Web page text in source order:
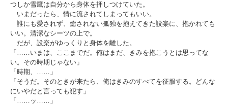
つしか雪鷹は自分から身体を押しつけていた。
いまだったら、情に流されてしまってもいい。
誰にも愛されず、癒されない孤独を抱えてきた設楽に、抱かれても
いい。清潔なシーツの上で。
だが、設楽がゆっくりと身体を離した。
「……いまは、ここまでだ。俺はまだ、きみを抱こうとは思ってな
い。その時期じゃない」
「時期、……」
「そうだ。そのときが来たら、俺はきみのすべてを征服する。どんな
にいやだと言っても犯す」
「……ッ……」